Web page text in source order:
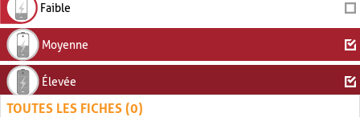
Faible
Moyenne
Élevée
TOUTES LES FICHES (0)